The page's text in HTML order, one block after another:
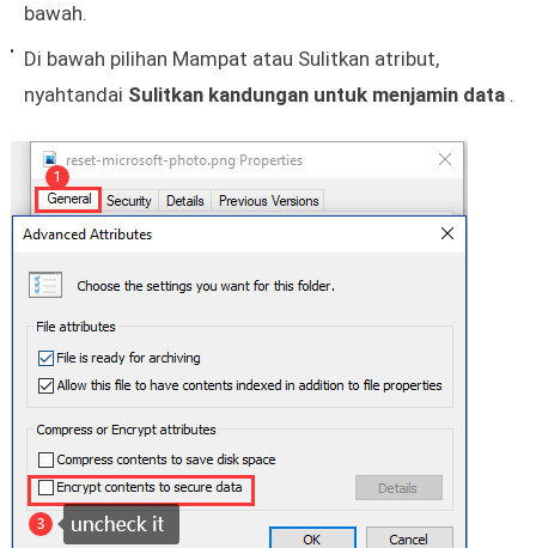
bawah.
Di bawah pilihan Mampat atau Sulitkan atribut,
nyahtandai Sulitkan kandungan untuk menjamin data .